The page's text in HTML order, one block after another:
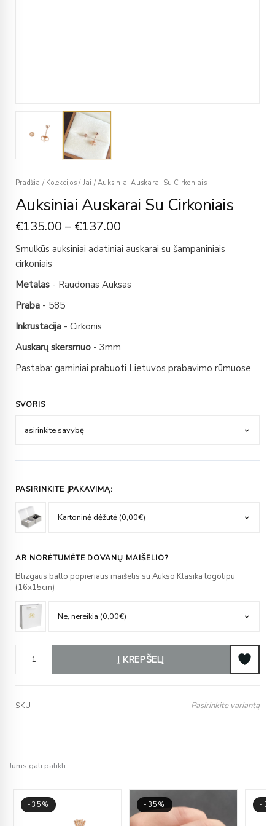
Pradžia / Kolekcijos / Jai /Auksiniai Auskarai Su Cirkoniais
Auksiniai Auskarai Su Cirkoniais
€135.00 – €137.00
Smulkūs auksiniai adatiniai auskarai su šampaniniais
cirkoniais
Metalas - Raudonas Auksas
Praba - 585
Inkrustacija - Cirkonis
Auskarų skersmuo - 3mm
Pastaba: gaminiai prabuoti Lietuvos prabavimo rūmuose
SVORIS
PASIRINKITE ĮPAKAVIMĄ:
AR NORĖTUMĖTE DOVANŲ MAIŠELIO?
Blizgaus balto popieriaus maišelis su Aukso Klasika logotipu
(16x15cm)
Į KREPŠELĮ
SKU Pasirinkite variantą
Jums gali patikti
-35% -35% -